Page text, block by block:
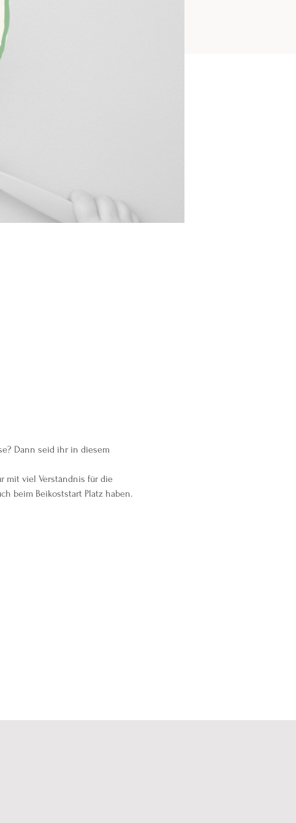
Dann seid ihr in diesem
mit viel Verständnis für die
beim Beikoststart Platz haben.